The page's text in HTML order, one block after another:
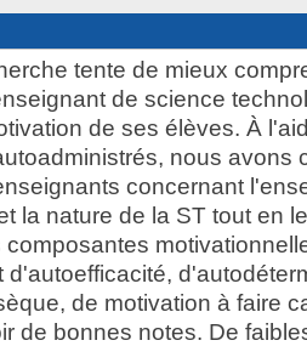
tente de mieux
de science
de ses élèves. À
nous avons
concernant
la nature de la ST tout en
composantes
d'autoefficacité,
de motivation à faire
de bonnes notes. De